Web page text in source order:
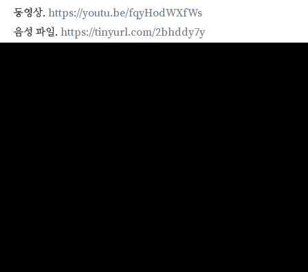
동영상. https://youtu.be/fqyHodWXfWs
음성 파일. https://tinyurl.com/2bhddy7y